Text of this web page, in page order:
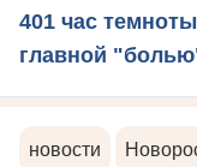
401 час
главной
новости